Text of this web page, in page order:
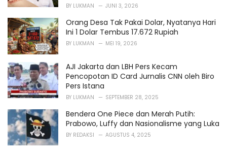
BY LUKMAN JUNI 3, 2026
Orang Desa Tak Pakai Dolar, Nyatanya Hari
Ini 1 Dolar Tembus 17.672 Rupiah
BY LUKMAN MEI 19, 2026
AJI Jakarta dan LBH Pers Kecam
Pencopotan ID Card Jurnalis CNN oleh Biro
Pers Istana
BY LUKMAN SEPTEMBER 28, 2025
Bendera One Piece dan Merah Putih:
Prabowo, Luffy dan Nasionalisme yang Luka
BY REDAKSI AGUSTUS 4, 2025